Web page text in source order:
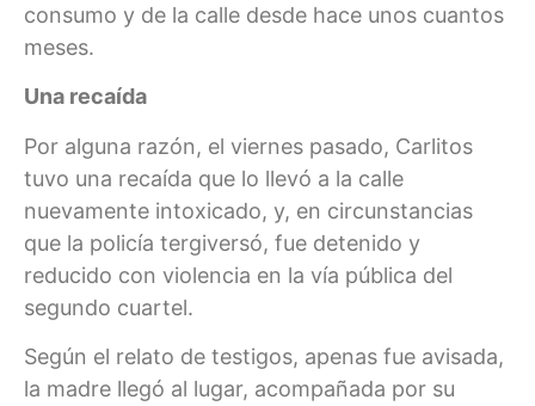
consumo y de la calle desde hace unos cuantos
meses.
Una recaída
Por alguna razón, el viernes pasado, Carlitos
tuvo una recaída que lo llevó a la calle
nuevamente intoxicado, y, en circunstancias
que la policía tergiversó, fue detenido y
reducido con violencia en la vía pública del
segundo cuartel.
Según el relato de testigos, apenas fue avisada,
la madre llegó al lugar, acompañada por su